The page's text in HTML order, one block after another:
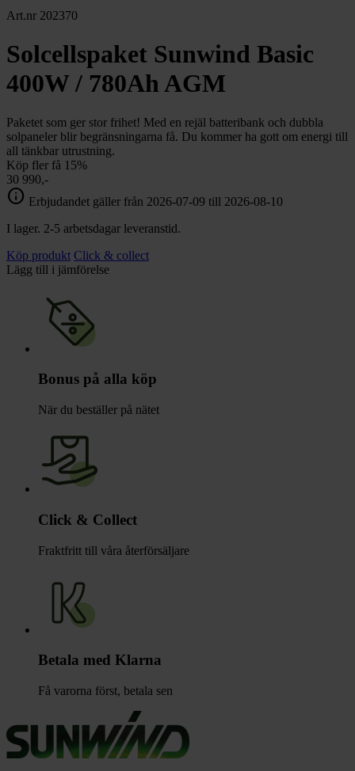
Art.nr 202370
Solcellspaket Sunwind Basic
400W / 780Ah AGM
Paketet som ger stor frihet! Med en rejäl batteribank och dubbla
solpaneler blir begränsningarna få. Du kommer ha gott om energi till
all tänkbar utrustning.
Köp fler få 15%
30 990,-
info Erbjudandet gäller från 2026-07-09 till 2026-08-10
I lager. 2-5 arbetsdagar leveranstid.
Köp produkt Click & collect
Lägg till i jämförelse
Bonus på alla köp
När du beställer på nätet
Click & Collect
Fraktfritt till våra återförsäljare
Betala med Klarna
Få varorna först, betala sen